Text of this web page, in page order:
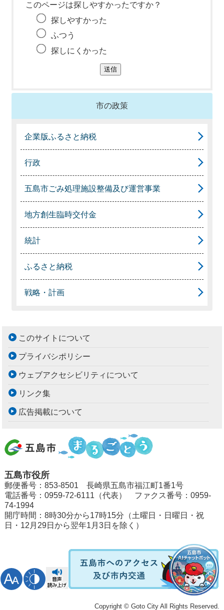
このページは探しやすかったですか？
探しやすかった
ふつう
探しにくかった
市の政策
企業版ふるさと納税
行政
五島市ごみ処理施設整備及び運営事業
地方創生臨時交付金
統計
ふるさと納税
戦略・計画
このサイトについて
プライバシポリシー
ウェブアクセシビリティについて
リンク集
広告掲載について
五島市役所
郵便番号：853-8501 長崎県五島市福江町1番1号
電話番号：0959-72-6111（代表） ファクス番号：0959-
74-1994
開庁時間：8時30分から17時15分（土曜日・日曜日・祝
日・12月29日から翌年1月3日を除く）
Copyright © Goto City All Rights Reserved.